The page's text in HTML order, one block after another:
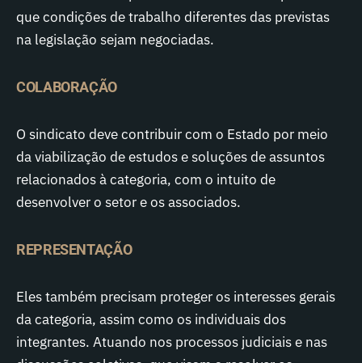
que condições de trabalho diferentes das previstas
na legislação sejam negociadas.
COLABORAÇÃO
O sindicato deve contribuir com o Estado por meio
da viabilização de estudos e soluções de assuntos
relacionados à categoria, com o intuito de
desenvolver o setor e os associados.
REPRESENTAÇÃO
Eles também precisam proteger os interesses gerais
da categoria, assim como os individuais dos
integrantes. Atuando nos processos judiciais e nas